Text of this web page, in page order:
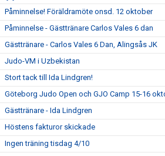
Påminnelse! Föräldramöte onsd. 12 oktober
Påminnelse - Gästtränare Carlos Vales 6 dan
Gästtränare - Carlos Vales 6 Dan, Alingsås JK
Judo-VM i Uzbekistan
Stort tack till Ida Lindgren!
Göteborg Judo Open och GJO Camp 15-16
Gästtränare - Ida Lindgren
Höstens fakturor skickade
Ingen träning tisdag 4/10